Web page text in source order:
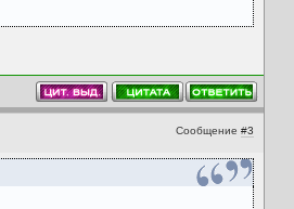
Сообщение #3